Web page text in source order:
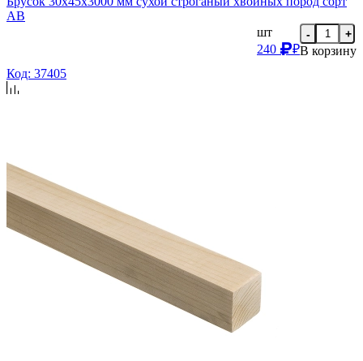
AB
шт
240
₽
- +
В корзину
Код: 37405